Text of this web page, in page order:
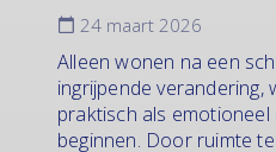
24 maart 2026
Alleen wonen na een
ingrijpende verandering,
praktisch als
beginnen. Door ruimte